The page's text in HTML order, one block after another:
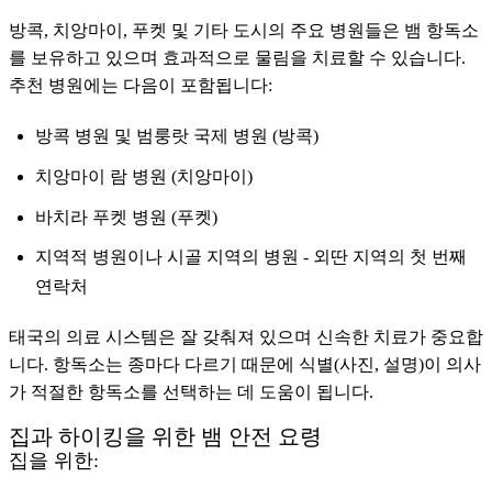
방콕, 치앙마이, 푸켓 및 기타 도시의 주요 병원들은 뱀 항독소
를 보유하고 있으며 효과적으로 물림을 치료할 수 있습니다.
추천 병원에는 다음이 포함됩니다:
방콕 병원 및 범룽랏 국제 병원 (방콕)
치앙마이 람 병원 (치앙마이)
바치라 푸켓 병원 (푸켓)
지역적 병원이나 시골 지역의 병원 - 외딴 지역의 첫 번째
연락처
태국의 의료 시스템은 잘 갖춰져 있으며 신속한 치료가 중요합
니다. 항독소는 종마다 다르기 때문에 식별(사진, 설명)이 의사
가 적절한 항독소를 선택하는 데 도움이 됩니다.
집과 하이킹을 위한 뱀 안전 요령
집을 위한: